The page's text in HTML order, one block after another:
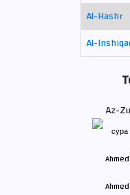
Al-Hashr
Al-
Az-